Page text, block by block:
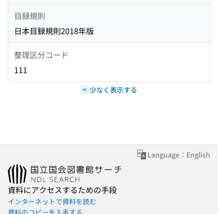
目録規則
日本目録規則2018年版
整理区分コード
111
少なく表示する
Language：English
資料にアクセスするための手段
インターネットで資料を読む